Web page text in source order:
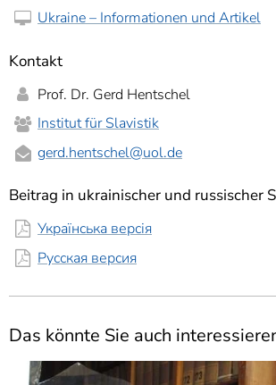
Ukraine – Informationen und Artikel
Kontakt
Prof. Dr. Gerd Hentschel
Institut für Slavistik
gerd.hentschel@uol.de
Beitrag in ukrainischer und russischer
Українська версія
Русская версия
Das könnte Sie auch